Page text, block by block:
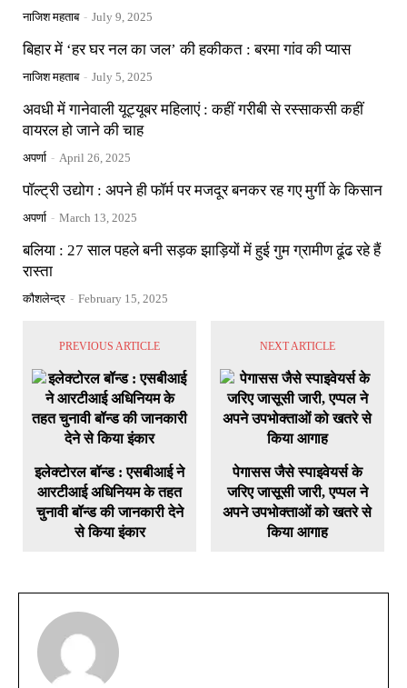
नाजिश महताब - July 9, 2025
बिहार में ‘हर घर नल का जल’ की हकीकत : बरमा गांव की प्यास
नाजिश महताब - July 5, 2025
अवधी में गानेवाली यूट्यूबर महिलाएं : कहीं गरीबी से रस्साकसी कहीं
वायरल हो जाने की चाह
अपर्णा - April 26, 2025
पॉल्ट्री उद्योग : अपने ही फॉर्म पर मजदूर बनकर रह गए मुर्गी के किसान
अपर्णा - March 13, 2025
बलिया : 27 साल पहले बनी सड़क झाड़ियों में हुई गुम ग्रामीण ढूंढ रहे हैं
रास्ता
कौशलेन्द्र - February 15, 2025
PREVIOUS ARTICLE
इलेक्टोरल बॉन्ड : एसबीआई ने
आरटीआई अधिनियम के तहत
चुनावी बॉन्ड की जानकारी देने
से किया इंकार
NEXT ARTICLE
पेगासस जैसे स्पाइवेयर्स के
जरिए जासूसी जारी, एप्पल ने
अपने उपभोक्ताओं को खतरे से
किया आगाह